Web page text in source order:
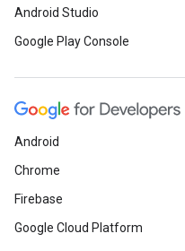
Android Studio
Google Play Console
Android
Chrome
Firebase
Google Cloud Platform